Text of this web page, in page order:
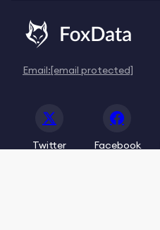
Email:[email protected]
Twitter Facebook